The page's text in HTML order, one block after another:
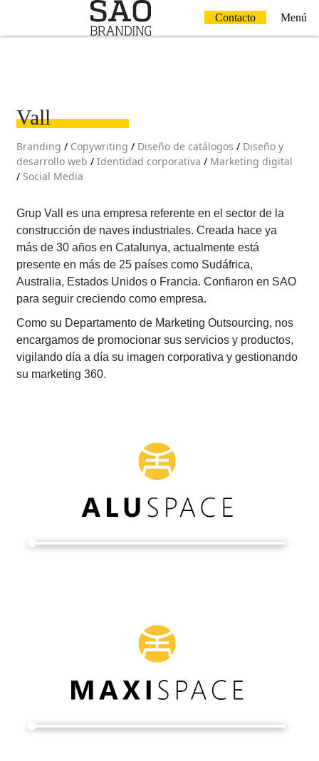
Contacto Menú
Vall
Branding / Copywriting / Diseño de catálogos / Diseño y
desarrollo web / Identidad corporativa / Marketing digital
/ Social Media
Grup Vall es una empresa referente en el sector de la
construcción de naves industriales. Creada hace ya
más de 30 años en Catalunya, actualmente está
presente en más de 25 países como Sudáfrica,
Australia, Estados Unidos o Francia. Confiaron en SAO
para seguir creciendo como empresa.
Como su Departamento de Marketing Outsourcing, nos
encargamos de promocionar sus servicios y productos,
vigilando día a día su imagen corporativa y gestionando
su marketing 360.